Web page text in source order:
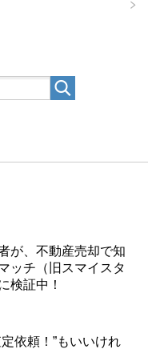
が、不動産売却で知
ッチ（旧スマイスタ
検証中！
依頼！”もいいけれ